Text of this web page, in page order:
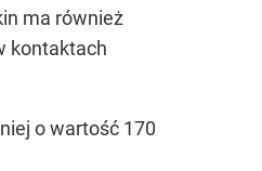
ma również
kontaktach
o wartość 170